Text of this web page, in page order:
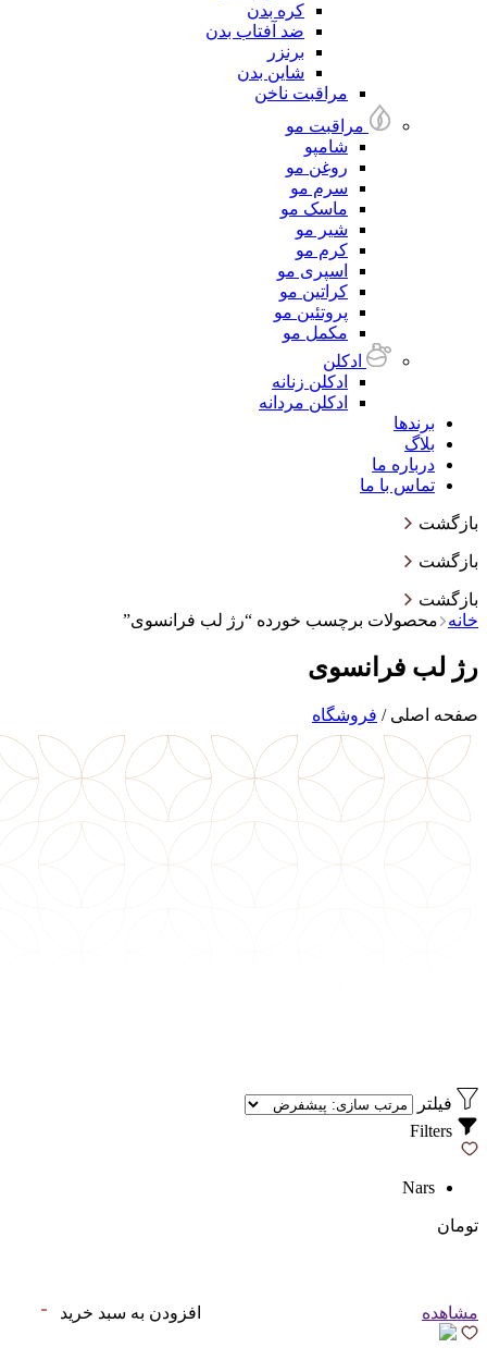
کره بدن
ضد آفتاب بدن
برنزر
شاین بدن
مراقبت ناخن
مراقبت مو
شامپو
روغن مو
سرم مو
ماسک مو
شیر مو
کرم مو
اسپری مو
کراتین مو
پروتئین مو
مکمل مو
ادکلن
ادکلن زنانه
ادکلن مردانه
برندها
بلاگ
درباره ما
تماس با ما
بازگشت
بازگشت
بازگشت
خانه
محصولات برچسب خورده “رژ لب فرانسوی”
رژ لب فرانسوی
صفحه اصلی / فروشگاه
فیلتر
Nars
تومان
مشاهده افزودن به سبد خرید